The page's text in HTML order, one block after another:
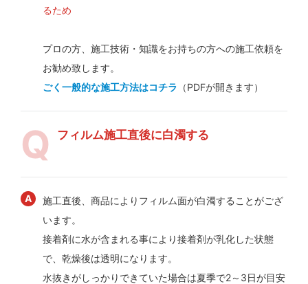
るため
プロの方、施工技術・知識をお持ちの方への施工依頼を
お勧め致します。
ごく一般的な施工方法はコチラ （PDFが開きます）
フィルム施工直後に白濁する
施工直後、商品によりフィルム面が白濁することがござ
います。
接着剤に水が含まれる事により接着剤が乳化した状態
で、乾燥後は透明になります。
水抜きがしっかりできていた場合は夏季で2～3日が目安